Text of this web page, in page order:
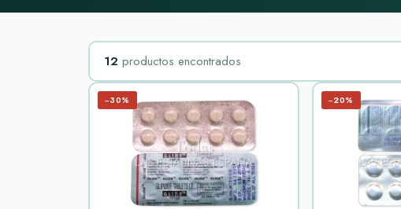
12 productos encontrados
−30% −20%